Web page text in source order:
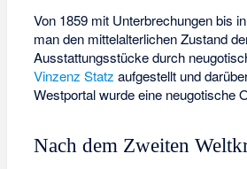
Von 1859 mit Unterbrechungen bis
man den mittelalterlichen Zustand
Ausstattungsstücke durch
Vinzenz Statz aufgestellt und
Westportal wurde eine neugotische
Nach dem Zweiten